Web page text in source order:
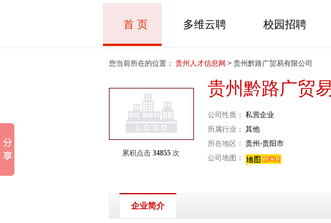
首 页 多维云聘 校园招聘
您当前所在的位置： 贵州人才信息网 > 贵州黔路广贸易有限公司
累积点击 34855 次
贵州黔路广贸
公司性质： 私营企业
所属行业： 其他
所在地区： 贵州-贵阳市
公司地图：
企业简介